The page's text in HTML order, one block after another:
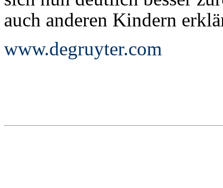
auch anderen Kindern
www.degruyter.com